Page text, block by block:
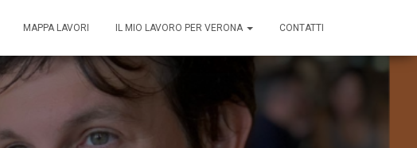
MAPPA LAVORI IL MIO LAVORO PER VERONA CONTATTI